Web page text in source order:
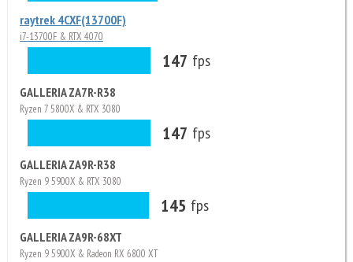
raytrek 4CXF(13700F)
i7-13700F & RTX 4070
147 fps
GALLERIA ZA7R-R38
Ryzen 7 5800X & RTX 3080
147 fps
GALLERIA ZA9R-R38
Ryzen 9 5900X & RTX 3080
145 fps
GALLERIA ZA9R-68XT
Ryzen 9 5900X & Radeon RX 6800 XT